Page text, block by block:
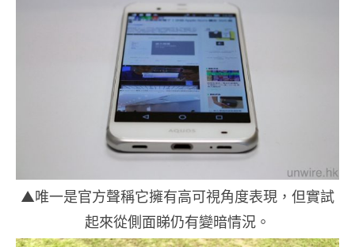
▲唯一是官方聲稱它擁有高可視角度表現，但實試
起來從側面睇仍有變暗情況。